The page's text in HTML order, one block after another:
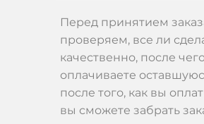
Перед принятием
проверяем, все ли
качественно, после
оплачиваете
после того, как вы
вы сможете забрать